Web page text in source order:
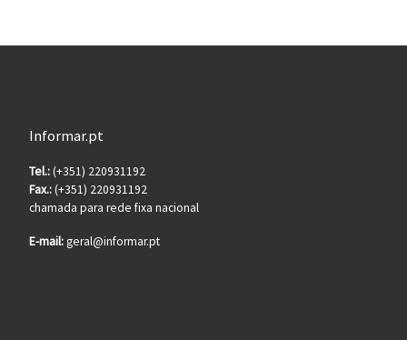
Informar.pt
Tel.:(+351) 220931192
Fax.:(+351) 220931192
chamada para rede fixa nacional
E-mail:geral@informar.pt